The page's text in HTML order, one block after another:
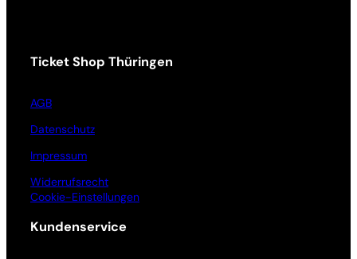
Ticket Shop Thüringen
AGB
Datenschutz
Impressum
Widerrufsrecht
Cookie-Einstellungen
Kundenservice